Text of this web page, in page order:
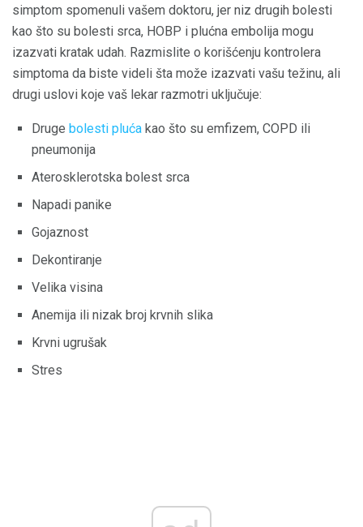
simptom spomenuli vašem doktoru, jer niz drugih bolesti
kao što su bolesti srca, HOBP i plućna embolija mogu
izazvati kratak udah. Razmislite o korišćenju kontrolera
simptoma da biste videli šta može izazvati vašu težinu, ali
drugi uslovi koje vaš lekar razmotri uključuje:
Druge bolesti pluća kao što su emfizem, COPD ili
pneumonija
Aterosklerotska bolest srca
Napadi panike
Gojaznost
Dekontiranje
Velika visina
Anemija ili nizak broj krvnih slika
Krvni ugrušak
Stres